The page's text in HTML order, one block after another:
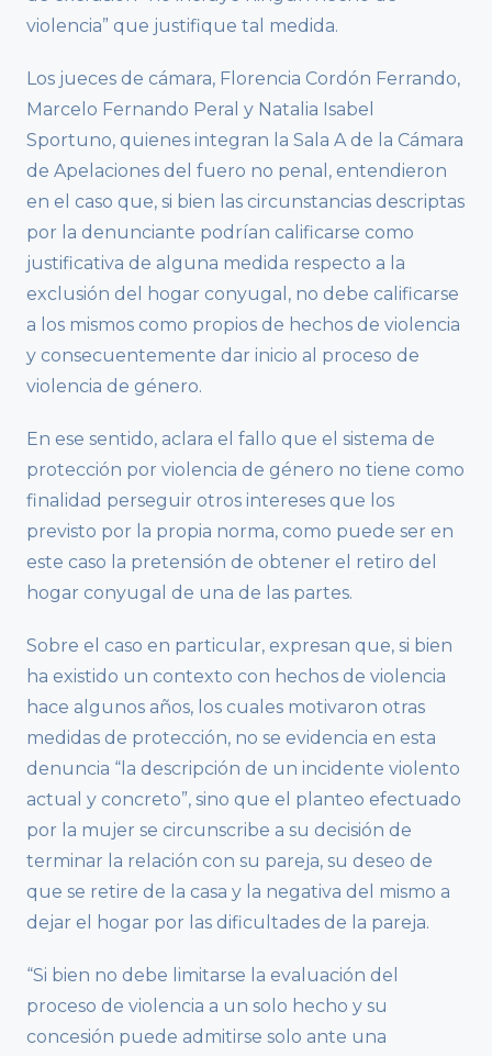
violencia” que justifique tal medida.
Los jueces de cámara, Florencia Cordón Ferrando,
Marcelo Fernando Peral y Natalia Isabel
Sportuno, quienes integran la Sala A de la Cámara
de Apelaciones del fuero no penal, entendieron
en el caso que, si bien las circunstancias descriptas
por la denunciante podrían calificarse como
justificativa de alguna medida respecto a la
exclusión del hogar conyugal, no debe calificarse
a los mismos como propios de hechos de violencia
y consecuentemente dar inicio al proceso de
violencia de género.
En ese sentido, aclara el fallo que el sistema de
protección por violencia de género no tiene como
finalidad perseguir otros intereses que los
previsto por la propia norma, como puede ser en
este caso la pretensión de obtener el retiro del
hogar conyugal de una de las partes.
Sobre el caso en particular, expresan que, si bien
ha existido un contexto con hechos de violencia
hace algunos años, los cuales motivaron otras
medidas de protección, no se evidencia en esta
denuncia “la descripción de un incidente violento
actual y concreto”, sino que el planteo efectuado
por la mujer se circunscribe a su decisión de
terminar la relación con su pareja, su deseo de
que se retire de la casa y la negativa del mismo a
dejar el hogar por las dificultades de la pareja.
“Si bien no debe limitarse la evaluación del
proceso de violencia a un solo hecho y su
concesión puede admitirse solo ante una